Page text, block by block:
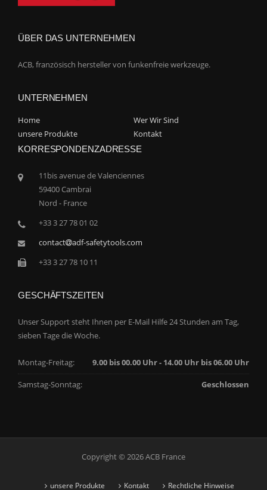
ÜBER DAS UNTERNEHMEN
ACB, französisch hersteller von funkenfreie werkzeuge.
UNTERNEHMEN
Home
Wer Wir Sind
unsere Produkte
Kontakt
KORRESPONDENZADRESSE
11bis avenue de Valenciennes
59400 Cambrai
Nord - France
+33 3 27 78 01 02
contact
adf-safetytools.com
+33 3 27 78 10 11
GESCHÄFTSZEITEN
Unser Support steht Ihnen per E-Mail Hilfe 24 Stunden am Tag,
sieben Tage die Woche.
Montag-Freitag: 9.00 bis 00.00 Uhr - 14.00 Uhr bis 06.00 Uhr
Samstag-Sonntag: Geschlossen
Copyright © 2026 ACB France
unsere Produkte Kontakt Rechtliche Hinweise